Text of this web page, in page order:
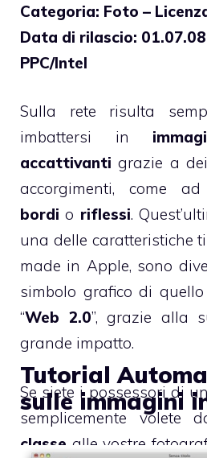
Categoria: Foto –
Data di rilascio:
PPC/Intel
Sulla rete risulta
imbattersi in
accattivanti grazie a
accorgimenti, come
bordi o riflessi.
una delle caratteristiche
made in Apple, sono
simbolo grafico di
“Web 2.0”, grazie alla
grande impatto.
Se siete i possessori di
semplicemente volete
classe alle vostre
Tutorial
sulle immagini